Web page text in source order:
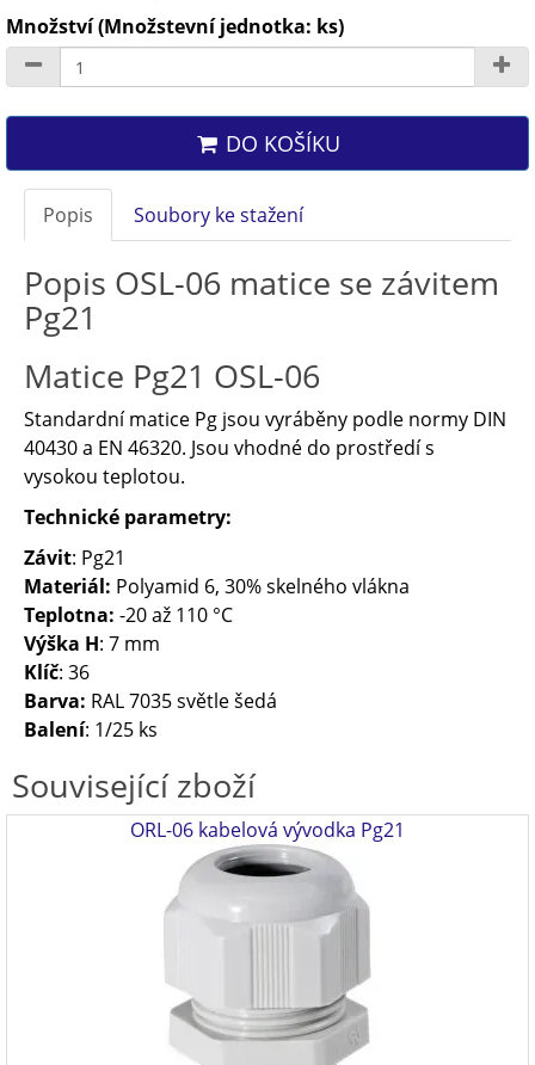
Množství (Množstevní jednotka: ks)
DO KOŠÍKU
Popis Soubory ke stažení
Popis OSL-06 matice se závitem
Pg21
Matice Pg21 OSL-06
Standardní matice Pg jsou vyráběny podle normy DIN
40430 a EN 46320. Jsou vhodné do prostředí s
vysokou teplotou.
Technické parametry:
Závit: Pg21
Materiál: Polyamid 6, 30% skelného vlákna
Teplotna: -20 až 110 °C
Výška H: 7 mm
Klíč: 36
Barva: RAL 7035 světle šedá
Balení: 1/25 ks
Související zboží
ORL-06 kabelová vývodka Pg21